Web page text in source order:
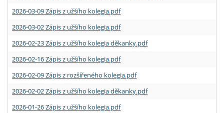
2026-03-09 Zápis z užšího kolegia.pdf
2026-03-02 Zápis z užšího kolegia.pdf
2026-02-23 Zápis z užšího kolegia děkanky.pdf
2026-02-16 Zápis z užšího kolegia.pdf
2026-02-09 Zápis z rozšířeného kolegia.pdf
2026-02-02 Zápis z užšího kolegia děkanky.pdf
2026-01-26 Zápis z užšího kolegia.pdf